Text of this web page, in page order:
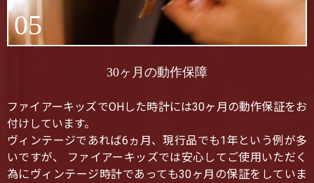
05
30ヶ月の動作保障
ファイアーキッズでOHした時計には30ヶ月の動作保証をお
付けしています。
ヴィンテージであれば6ヵ月、現行品でも1年という例が多
いですが、 ファイアーキッズでは安心してご使用いただく
為にヴィンテージ時計であっても30ヶ月の保証をしていま